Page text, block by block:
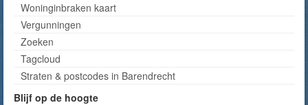
Woninginbraken kaart
Vergunningen
Zoeken
Tagcloud
Straten & postcodes in Barendrecht
Blijf op de hoogte